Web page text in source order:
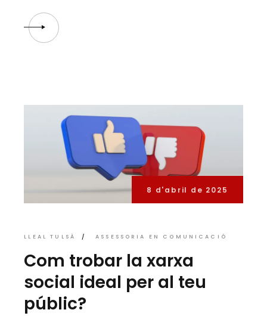
8 d'abril de 2025
LLEAL TULSÀ ASSESSORIA EN COMUNICACIÓ
Com trobar la xarxa
social ideal per al teu
públic?